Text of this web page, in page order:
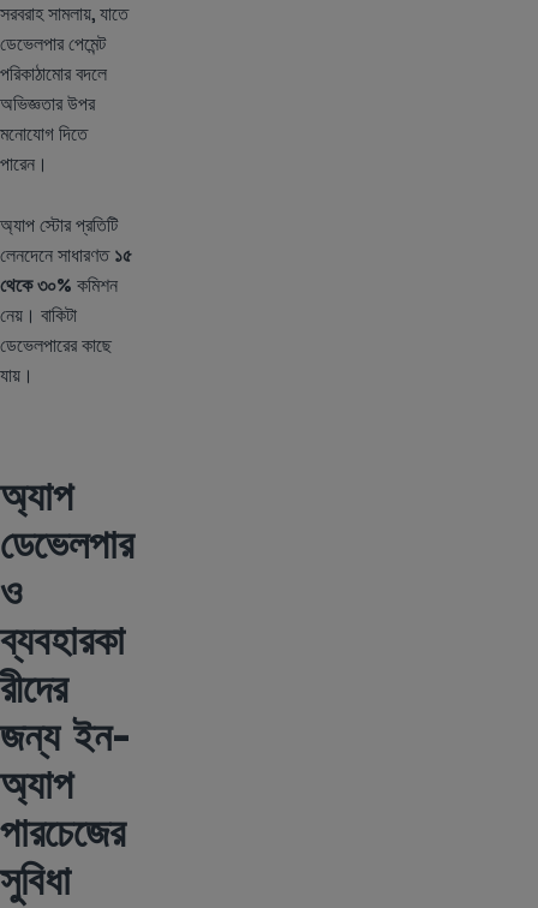
সরবরাহ সামলায়, যাতে
ডেভেলপার পেমেন্ট
পরিকাঠামোর বদলে
অভিজ্ঞতার উপর
মনোযোগ দিতে
পারেন।
অ্যাপ স্টোর প্রতিটি
লেনদেনে সাধারণত১৫
থেকে ৩০% কমিশন
নেয়। বাকিটা
ডেভেলপারের কাছে
যায়।
অ্যাপ
ডেভেলপার
ও
ব্যবহারকা
রীদের
জন্য ইন-
অ্যাপ
পারচেজের
সুবিধা